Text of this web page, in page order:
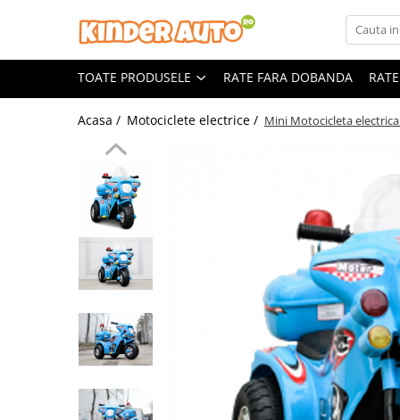
Toate Produsele
Produse in stoc
Masinute electrice
Motociclete electrice
ATV & UTV Electrice
Vehicule electrice adulti
Vehicule speciale copii
Motociclete Drift-Trike
Masinute electrice Mercedes
Masinute electrice tip SUV
Jucarii RC cu telecomanda
TOATE PRODUSELE RATE FARA DOBANDA
Acasa / Motociclete electrice / Mini Motocicleta electrica